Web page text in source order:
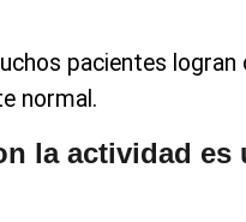
pacientes
normal.
la actividad es